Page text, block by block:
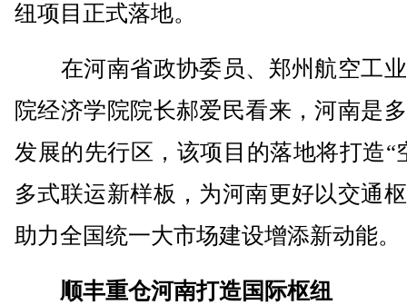
纽项目正式落地。
在河南省政协委员、郑州航空工
院经济学院院长郝爱民看来，河南是
发展的先行区，该项目的落地将打造“
多式联运新样板，为河南更好以交通
助力全国统一大市场建设增添新动能。
顺丰重仓河南打造国际枢纽